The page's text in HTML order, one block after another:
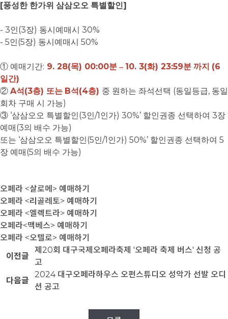
[풍성한 한가위 삼삼오오 특별할인]
- 3인 (3장) 동시예매시 30%
- 5인 (5장) 동시예매시 50%
① 예매기간: 9. 28(목) 00:00분– 10. 3(화) 23:59분 까지 (6
일간)
② A석 (3층) 또는 B석 (4층) 중 원하는 좌석선택 (동일등급, 동일
회차 구매 시 가능)
③ ‘삼삼오오 특별할인 (3인/1인가) 30%’ 할인권종 선택하여 3장
예매 (3의 배수 가능)
또는 ‘삼삼오오 특별할인 (5인/1인가) 50%’ 할인권종 선택하여 5
장 예매 (5의 배수 가능)
오페라 <살로메> 예매하기
오페라 <리골레토> 예매하기
오페라 <엘렉트라> 예매하기
오페라<맥베스> 예매하기
오페라 <오텔로> 예매하기
이전글
제20회 대구국제오페라축제 '오페라 축제 버스' 신청 공
고
다음글
2024 대구오페라하우스 오펀스튜디오 성악가 선발 오디
션 공고